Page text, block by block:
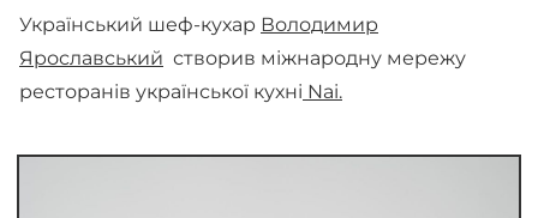
Український шеф-кухар Володимир
Ярославський створив міжнародну мережу
ресторанів української кухні Nai.